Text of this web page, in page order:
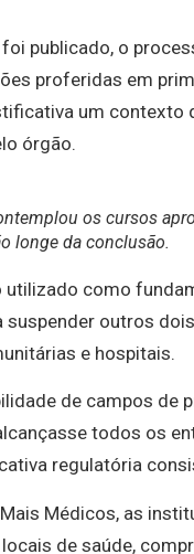
publicado, o
proferidas em
um contexto
órgão.
os cursos
longe da conclusão.
utilizado como
outros
e hospitais.
de campos de
todos os
regulatória
Médicos, as
de saúde,